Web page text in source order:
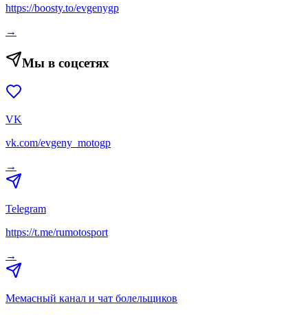
https://boosty.to/evgenygp
→
Мы в соцсетях
VK
vk.com/evgeny_motogp
→
Telegram
https://t.me/rumotosport
→
Мемасный канал и чат болельщиков